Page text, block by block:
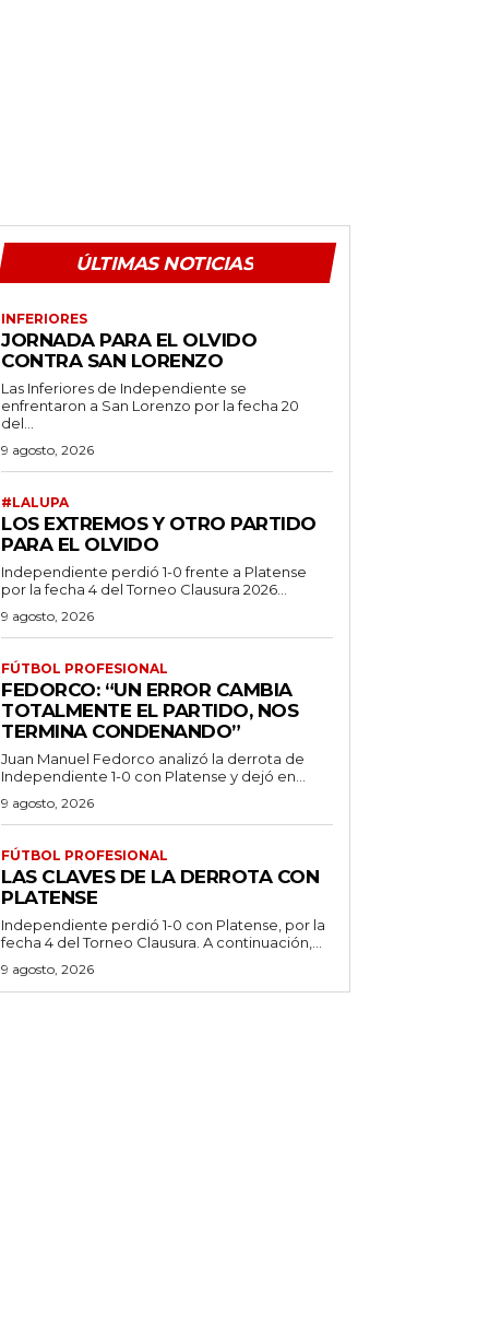
ÚLTIMAS NOTICIAS
INFERIORES
JORNADA PARA EL OLVIDO
CONTRA SAN LORENZO
Las Inferiores de Independiente se
enfrentaron a San Lorenzo por la fecha 20
del...
9 agosto, 2026
#LALUPA
LOS EXTREMOS Y OTRO PARTIDO
PARA EL OLVIDO
Independiente perdió 1-0 frente a Platense
por la fecha 4 del Torneo Clausura 2026...
9 agosto, 2026
FÚTBOL PROFESIONAL
FEDORCO: “UN ERROR CAMBIA
TOTALMENTE EL PARTIDO, NOS
TERMINA CONDENANDO”
Juan Manuel Fedorco analizó la derrota de
Independiente 1-0 con Platense y dejó en...
9 agosto, 2026
FÚTBOL PROFESIONAL
LAS CLAVES DE LA DERROTA CON
PLATENSE
Independiente perdió 1-0 con Platense, por la
fecha 4 del Torneo Clausura. A continuación,...
9 agosto, 2026